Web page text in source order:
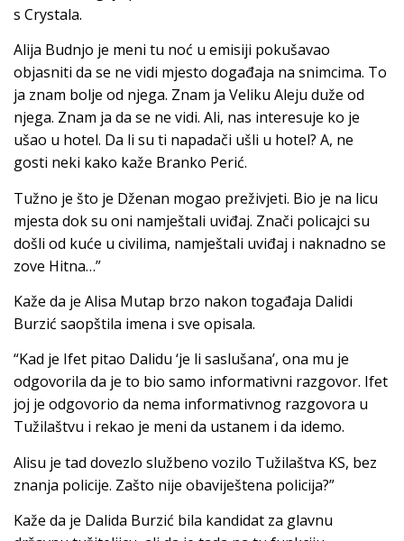
s Crystala.
Alija Budnjo je meni tu noć u emisiji pokušavao
objasniti da se ne vidi mjesto događaja na snimcima. To
ja znam bolje od njega. Znam ja Veliku Aleju duže od
njega. Znam ja da se ne vidi. Ali, nas interesuje ko je
ušao u hotel. Da li su ti napadači ušli u hotel? A, ne
gosti neki kako kaže Branko Perić.
Tužno je što je Dženan mogao preživjeti. Bio je na licu
mjesta dok su oni namještali uviđaj. Znači policajci su
došli od kuće u civilima, namještali uviđaj i naknadno se
zove Hitna…”
Kaže da je Alisa Mutap brzo nakon togađaja Dalidi
Burzić saopštila imena i sve opisala.
“Kad je Ifet pitao Dalidu ‘je li saslušana’, ona mu je
odgovorila da je to bio samo informativni razgovor. Ifet
joj je odgovorio da nema informativnog razgovora u
Tužilaštvu i rekao je meni da ustanem i da idemo.
Alisu je tad dovezlo službeno vozilo Tužilaštva KS, bez
znanja policije. Zašto nije obaviještena policija?”
Kaže da je Dalida Burzić bila kandidat za glavnu